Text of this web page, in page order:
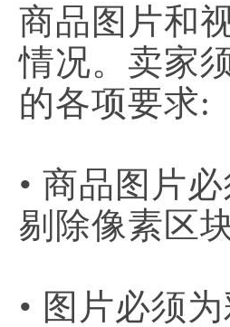
商品图片和
情况。卖家
的各项要求:
• 商品图片
剔除像素区
• 图片必须